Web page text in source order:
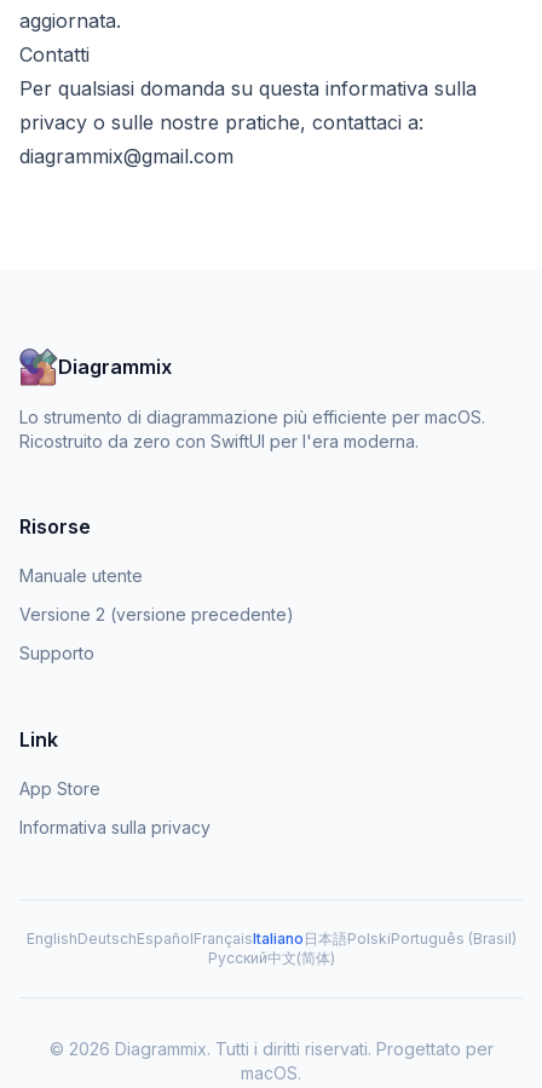
aggiornata.
Contatti
Per qualsiasi domanda su questa informativa sulla
privacy o sulle nostre pratiche, contattaci a:
diagrammix@gmail.com
Diagrammix
Lo strumento di diagrammazione più efficiente per macOS.
Ricostruito da zero con SwiftUI per l'era moderna.
Risorse
Manuale utente
Versione 2 (versione precedente)
Supporto
Link
App Store
Informativa sulla privacy
EnglishDeutschEspañolFrançaisItaliano 日本語PolskiPortuguês (Brasil)
Русский中文(简体)
© 2026 Diagrammix. Tutti i diritti riservati. Progettato per
macOS.